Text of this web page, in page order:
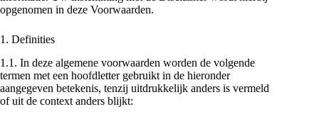
opgenomen in deze Voorwaarden.
1. Definities
1.1. In deze algemene voorwaarden worden de volgende
termen met een hoofdletter gebruikt in de hieronder
aangegeven betekenis, tenzij uitdrukkelijk anders is vermeld
of uit de context anders blijkt: